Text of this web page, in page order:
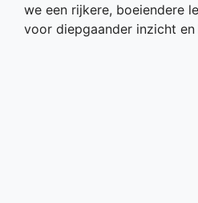
we een rijkere, boeiendere
voor diepgaander inzicht